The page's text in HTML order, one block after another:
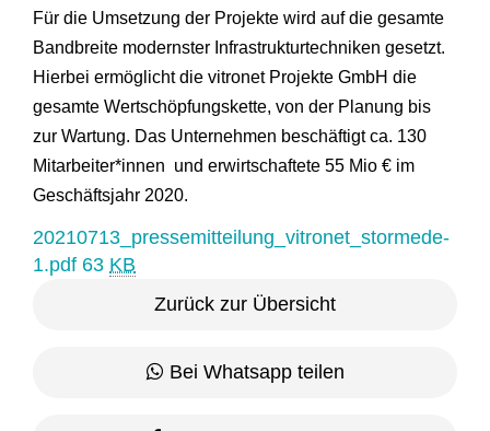
Für die Umsetzung der Projekte wird auf die gesamte
Bandbreite modernster Infrastrukturtechniken gesetzt.
Hierbei ermöglicht die vitronet Projekte GmbH die
gesamte Wertschöpfungskette, von der Planung bis
zur Wartung. Das Unternehmen beschäftigt ca. 130
Mitarbeiter*innen und erwirtschaftete 55 Mio € im
Geschäftsjahr 2020.
20210713_pressemitteilung_vitronet_stormede-
1.pdf 63 KB
Zurück zur Übersicht
Bei Whatsapp teilen